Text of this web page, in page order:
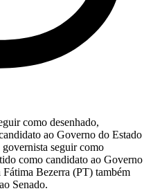
como desenhado,
ao Governo do Estado
seguir como
como candidato ao Governo
Bezerra (PT) também
Senado.